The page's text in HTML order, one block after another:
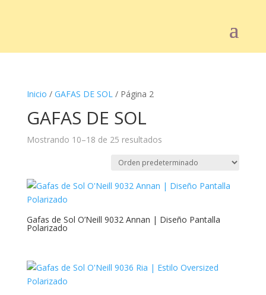
Inicio / GAFAS DE SOL/ Página 2
GAFAS DE SOL
Mostrando 10–18 de 25 resultados
Gafas de Sol O’Neill 9032 Annan | Diseño Pantalla
Polarizado